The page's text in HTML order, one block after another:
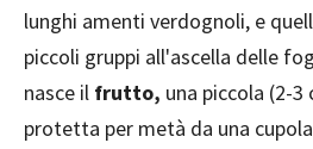
lunghi amenti verdognoli, e
piccoli gruppi all'ascella delle
nasce il frutto, una piccola (2-
protetta per metà da una